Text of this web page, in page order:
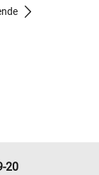
20